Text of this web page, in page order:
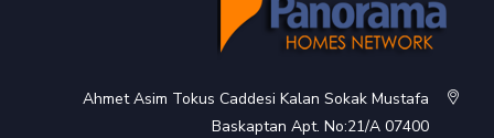
Ahmet Asim Tokus Caddesi Kalan Sokak Mustafa
Baskaptan Apt. No:21/A 07400